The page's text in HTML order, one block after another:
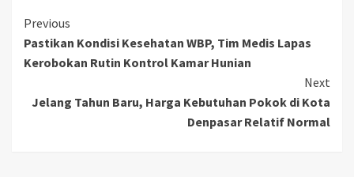
Continue
Reading
Previous
Pastikan Kondisi Kesehatan WBP, Tim Medis Lapas
Kerobokan Rutin Kontrol Kamar Hunian
Next
Jelang Tahun Baru, Harga Kebutuhan Pokok di Kota
Denpasar Relatif Normal